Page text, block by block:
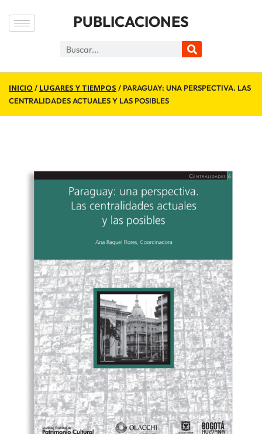
PUBLICACIONES
INICIO / LUGARES Y TIEMPOS / PARAGUAY: UNA PERSPECTIVA. LAS
CENTRALIDADES ACTUALES Y LAS POSIBLES